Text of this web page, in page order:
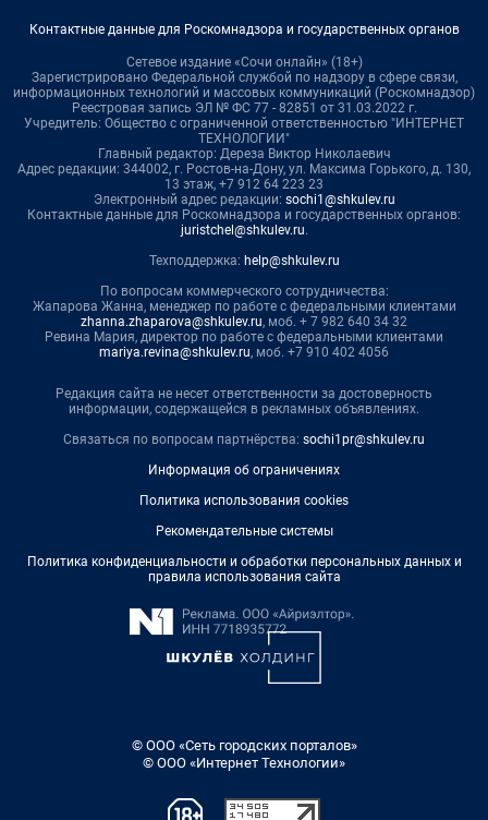
Контактные данные для Роскомнадзора и государственных органов
Сетевое издание «Сочи онлайн» (18+)
Зарегистрировано Федеральной службой по надзору в сфере связи,
информационных технологий и массовых коммуникаций (Роскомнадзор)
Реестровая запись ЭЛ № ФС 77 - 82851 от 31.03.2022 г.
Учредитель: Общество с ограниченной ответственностью "ИНТЕРНЕТ
ТЕХНОЛОГИИ"
Главный редактор: Дереза Виктор Николаевич
Адрес редакции: 344002, г. Ростов-на-Дону, ул. Максима Горького, д. 130,
13 этаж, +7 912 64 223 23
Электронный адрес редакции: sochi1@shkulev.ru
Контактные данные для Роскомнадзора и государственных органов:
juristchel@shkulev.ru.
Техподдержка: help@shkulev.ru
По вопросам коммерческого сотрудничества:
Жапарова Жанна, менеджер по работе с федеральными клиентами
zhanna.zhaparova@shkulev.ru, моб. + 7 982 640 34 32
Ревина Мария, директор по работе с федеральными клиентами
mariya.revina@shkulev.ru, моб. +7 910 402 4056
Редакция сайта не несет ответственности за достоверность
информации, содержащейся в рекламных объявлениях.
Связаться по вопросам партнёрства: sochi1pr@shkulev.ru
Информация об ограничениях
Политика использования cookies
Рекомендательные системы
Политика конфиденциальности и обработки персональных данных и
правила использования сайта
© ООО «Сеть городских порталов»
© ООО «Интернет Технологии»